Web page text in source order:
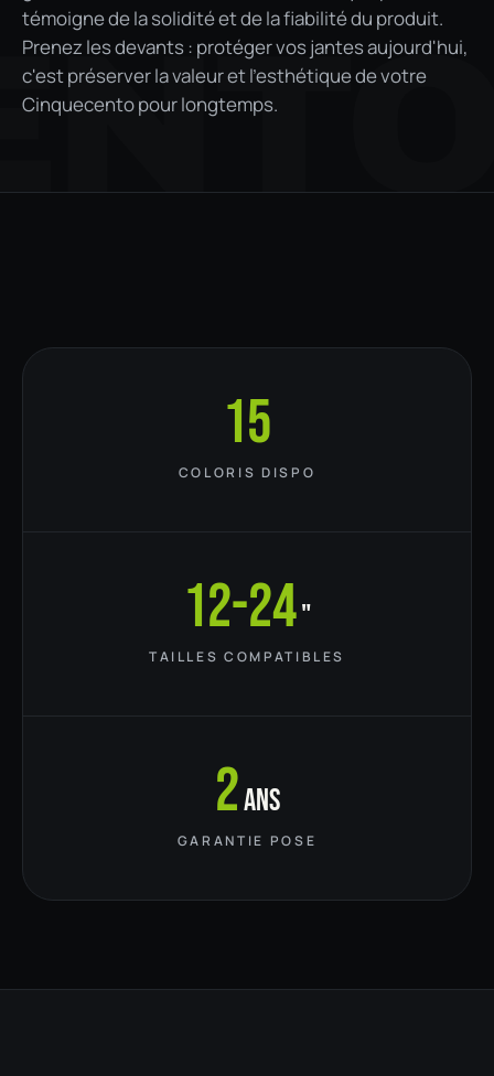
témoigne de la solidité et de la fiabilité du produit.
Prenez les devants : protéger vos jantes aujourd'hui,
c'est préserver la valeur et l'esthétique de votre
Cinquecento pour longtemps.
15
COLORIS DISPO
12-24"
TAILLES COMPATIBLES
2ans
GARANTIE POSE